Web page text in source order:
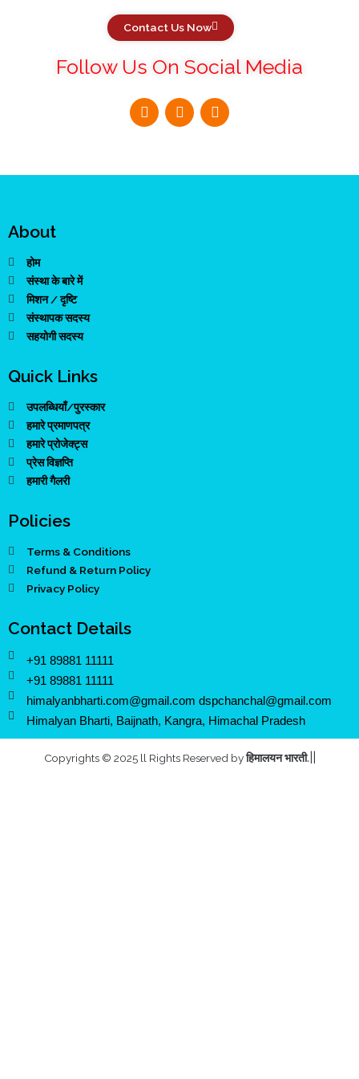
Contact Us Now
Follow Us On Social Media
About
होम
संस्था के बारे में
मिशन / दृष्टि
संस्थापक सदस्य
सहयोगी सदस्य
Quick Links
उपलब्धियाँ/पुरस्कार
हमारे प्रमाणपत्र
हमारे प्रोजेक्ट्स
प्रेस विज्ञप्ति
हमारी गैलरी
Policies
Terms & Conditions
Refund & Return Policy
Privacy Policy
Contact Details
+91 89881 11111
+91 89881 11111
himalyanbharti.com@gmail.com dspchanchal@gmail.com
Himalyan Bharti, Baijnath, Kangra, Himachal Pradesh
Copyrights © 2025 ll Rights Reserved byहिमालयन भारती.||